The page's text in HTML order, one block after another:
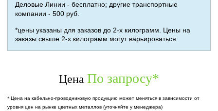
Деловые Линии - бесплатно; другие транспортные
компании - 500 руб.
*цены указаны для заказов до 2-х килограмм. Цены на
заказы свыше 2-х килограмм могут варьироваться
Цена По запросу*
* Цена на кабельно-проводниковую продукцию может меняться в зависимости от
уровня цен на рынке цветных металлов (уточняйте у менеджера)